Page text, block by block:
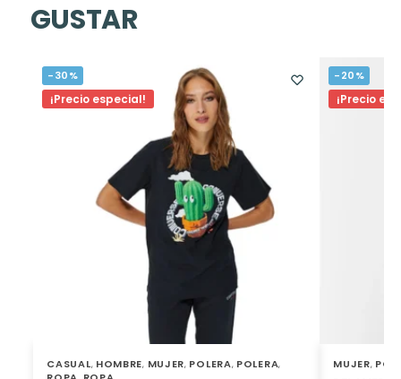
GUSTAR
-30%
¡Precio especial!
CASUAL, HOMBRE, MUJER, POLERA, POLERA,
-20%
¡Precio
MUJER,